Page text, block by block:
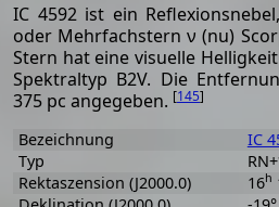
IC 4592 ist ein
oder Mehrfachstern ν (nu)
Stern hat eine visuelle
Spektraltyp B2V. Die
375 pc angegeben. [145]
Bezeichnung
IC
Typ
Rektaszension (J2000.0)
16h